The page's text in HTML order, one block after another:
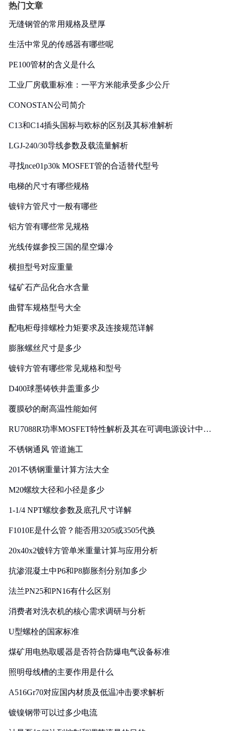
热门文章
无缝钢管的常用规格及壁厚
生活中常见的传感器有哪些呢
PE100管材的含义是什么
工业厂房载重标准：一平方米能承受多少公斤
CONOSTAN公司简介
C13和C14插头国标与欧标的区别及其标准解析
LGJ-240/30导线参数及载流量解析
寻找nce01p30k MOSFET管的合适替代型号
电梯的尺寸有哪些规格
镀锌方管尺寸一般有哪些
铝方管有哪些常见规格
光线传媒参投三国的星空爆冷
横担型号对应重量
锰矿石产品化合水含量
曲臂车规格型号大全
配电柜母排螺栓力矩要求及连接规范详解
膨胀螺丝尺寸是多少
镀锌方管有哪些常见规格和型号
D400球墨铸铁井盖重多少
覆膜砂的耐高温性能如何
RU7088R功率MOSFET特性解析及其在可调电源设计中的
不锈钢通风 管道施工
201不锈钢重量计算方法大全
M20螺纹大径和小径是多少
1-1/4 NPT螺纹参数及底孔尺寸详解
F1010E是什么管？能否用3205或3505代换
20x40x2镀锌方管单米重量计算与应用分析
抗渗混凝土中P6和P8膨胀剂分别加多少
法兰PN25和PN16有什么区别
消费者对洗衣机的核心需求调研与分析
U型螺栓的国家标准
煤矿用电热取暖器是否符合防爆电气设备标准
照明母线槽的主要作用是什么
A516Gr70对应国内材质及低温冲击要求解析
镀镍钢带可以过多少电流